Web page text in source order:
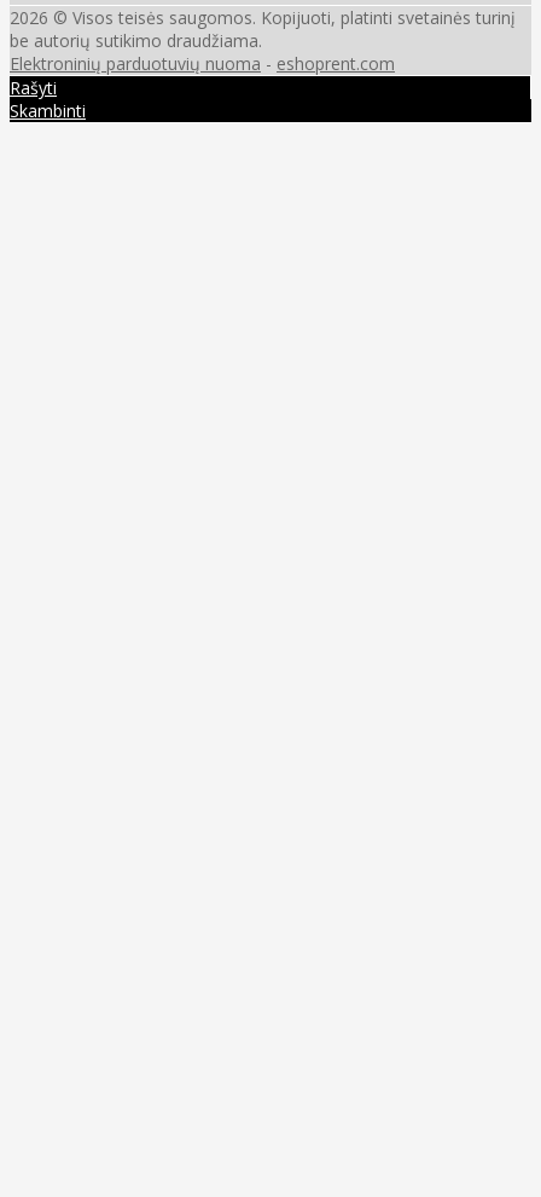
2026 © Visos teisės saugomos. Kopijuoti, platinti svetainės turinį
be autorių sutikimo draudžiama.
Elektroninių parduotuvių nuoma - eshoprent.com
Rašyti
Skambinti